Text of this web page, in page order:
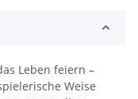
Leben feiern –
Weise